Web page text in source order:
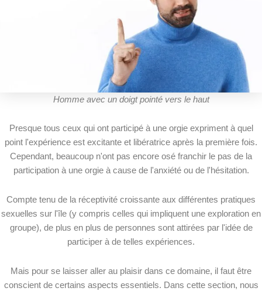
Homme avec un doigt pointé vers le haut
Presque tous ceux qui ont participé à une orgie expriment à quel
point l'expérience est excitante et libératrice après la première fois.
Cependant, beaucoup n'ont pas encore osé franchir le pas de la
participation à une orgie à cause de l'anxiété ou de l'hésitation.
Compte tenu de la réceptivité croissante aux différentes pratiques
sexuelles sur l'île (y compris celles qui impliquent une exploration en
groupe), de plus en plus de personnes sont attirées par l'idée de
participer à de telles expériences.
Mais pour se laisser aller au plaisir dans ce domaine, il faut être
conscient de certains aspects essentiels. Dans cette section, nous